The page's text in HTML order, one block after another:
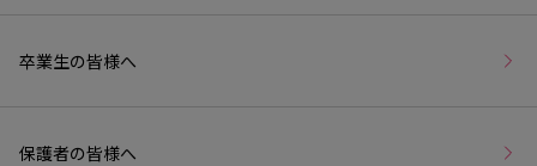
卒業生の皆様へ
保護者の皆様へ